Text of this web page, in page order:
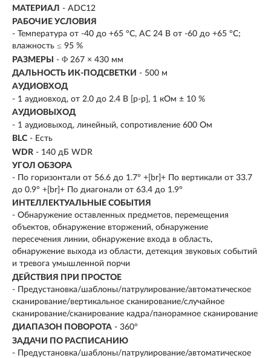
МАТЕРИАЛ - ADC12
РАБОЧИЕ УСЛОВИЯ
- Температура от -40 до +65 °C, AC 24 В от -60 до +65 °C;
влажность ≤ 95 %
РАЗМЕРЫ
- Φ 267 × 430 мм
ДАЛЬНОСТЬ ИК-ПОДСВЕТКИ - 500 м
АУДИОВХОД
- 1 аудиовход, от 2.0 до 2.4 В [p-p], 1 кОм ± 10 %
АУДИОВЫХОД
- 1 аудиовыход, линейный, сопротивление 600 Ом
BLC - Есть
WDR - 140 дБ WDR
УГОЛ ОБЗОРА
- По горизонтали от 56.6 до 1.7° +[br]+ По вертикали от 33.7
до 0.9° +[br]+ По диагонали от 63.4 до 1.9°
ИНТЕЛЛЕКТУАЛЬНЫЕ СОБЫТИЯ
- Обнаружение оставленных предметов, перемещения
объектов, обнаружение вторжений, обнаружение
пересечения линии, обнаружение входа в область,
обнаружение выхода из области, детекция звуковых событий
и тревога умышленной порчи
ДЕЙСТВИЯ ПРИ ПРОСТОЕ
- Предустановка/шаблоны/патрулирование/автоматическое
сканирование/вертикальное сканирование/случайное
сканирование/сканирование кадра/панорамное сканирование
ДИАПАЗОН ПОВОРОТА - 360°
ЗАДАЧИ ПО РАСПИСАНИЮ
- Предустановка/шаблоны/патрулирование/автоматическое